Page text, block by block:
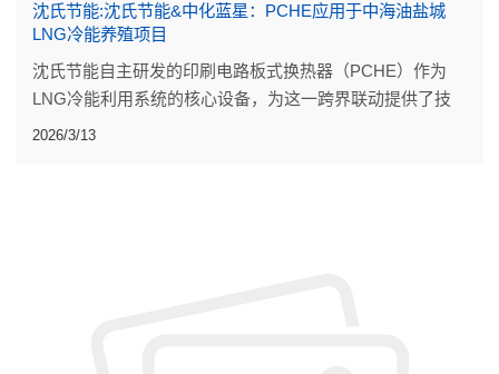
沈氏节能:沈氏节能&中化蓝星：PCHE应用于中海油盐城
LNG冷能养殖项目
沈氏节能自主研发的印刷电路板式换热器（PCHE）作为
LNG冷能利用系统的核心设备，为这一跨界联动提供了技
术支撑。
2026/3/13